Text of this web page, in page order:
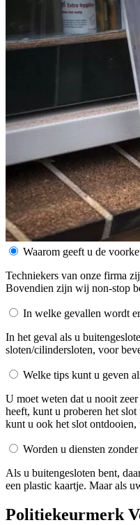
Waarom geeft u de
Techniekers van onze firma
Bovendien zijn wij non-stop
In welke gevallen wordt
In het geval als u
sloten/cilindersloten, voor
Welke tips kunt u geven
U moet weten dat u nooit
heeft, kunt u proberen het
kunt u ook het slot ontdooien,
Worden u diensten
Als u buitengesloten bent,
een plastic kaartje. Maar als
Politiekeurmerk